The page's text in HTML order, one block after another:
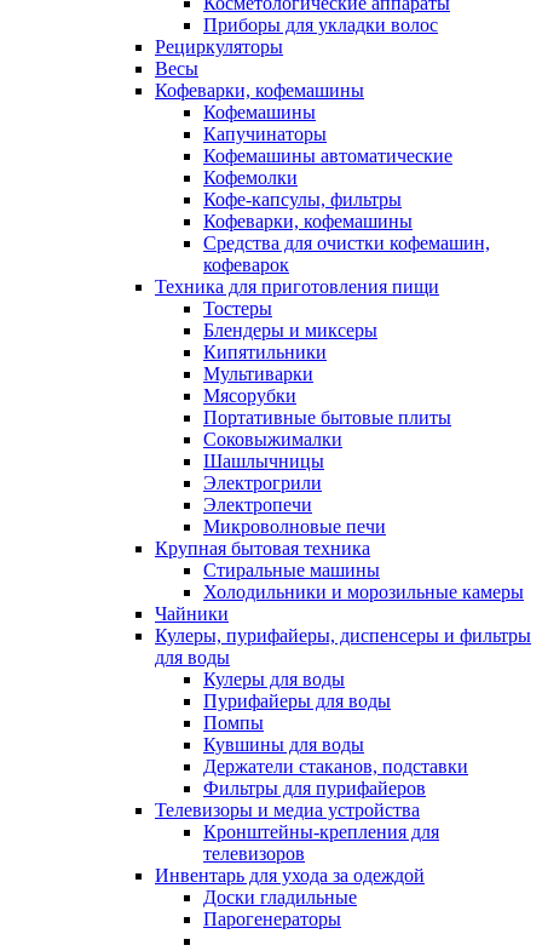
Приборы для укладки волос
Рециркуляторы
Весы
Кофеварки, кофемашины
Кофемашины
Капучинаторы
Кофемашины автоматические
Кофемолки
Кофе-капсулы, фильтры
Кофеварки, кофемашины
Средства для очистки кофемашин,
кофеварок
Техника для приготовления пищи
Тостеры
Блендеры и миксеры
Кипятильники
Мультиварки
Мясорубки
Портативные бытовые плиты
Соковыжималки
Шашлычницы
Электрогрили
Электропечи
Микроволновые печи
Крупная бытовая техника
Стиральные машины
Холодильники и морозильные камеры
Чайники
Кулеры, пурифайеры, диспенсеры и фильтры
для воды
Кулеры для воды
Пурифайеры для воды
Помпы
Кувшины для воды
Держатели стаканов, подставки
Фильтры для пурифайеров
Телевизоры и медиа устройства
Кронштейны-крепления для
телевизоров
Инвентарь для ухода за одеждой
Доски гладильные
Парогенераторы